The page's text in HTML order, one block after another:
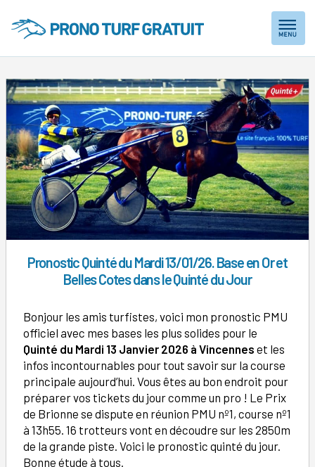
to
content
Pronostic Quinté du Mardi 13/01/26. Base en Or et
Belles Cotes dans le Quinté du Jour
Bonjour les amis turfistes, voici mon pronostic PMU
officiel avec mes bases les plus solides pour le
Quinté du Mardi 13 Janvier 2026 à Vincennes et les
infos incontournables pour tout savoir sur la course
principale aujourd’hui. Vous êtes au bon endroit pour
préparer vos tickets du jour comme un pro ! Le Prix
de Brionne se dispute en réunion PMU nº1, course nº1
à 13h55. 16 trotteurs vont en découdre sur les 2850m
de la grande piste. Voici le pronostic quinté du jour.
Bonne étude à tous.